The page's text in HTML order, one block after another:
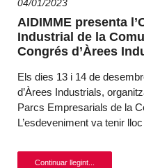
04/01/2023
AIDIMME presenta
Industrial de la
Congrés d’Àrees
Els dies 13 i 14 de
d’Àrees Industrials,
Parcs Empresarials de la
L’esdeveniment va tenir
Continuar llegint...